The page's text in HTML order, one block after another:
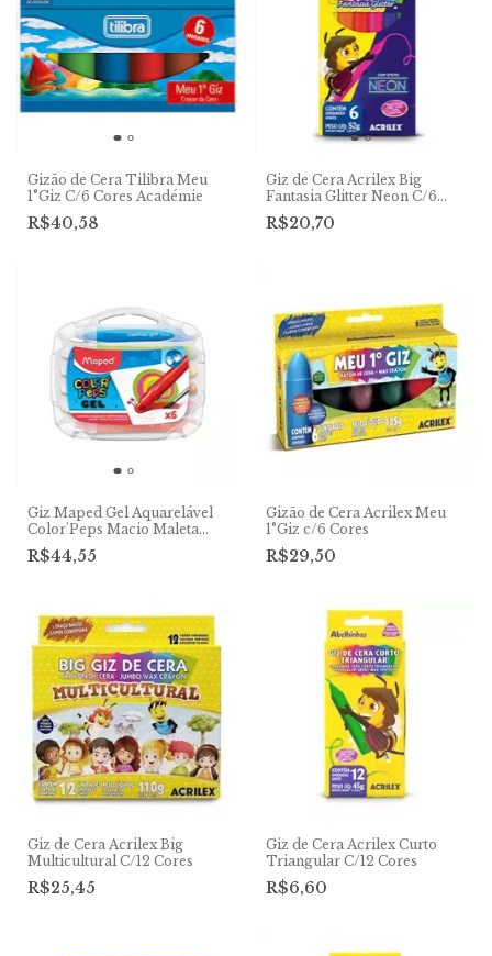
Gizão de Cera Tilibra Meu
1°Giz C/6 Cores Académie
R$40,58
Giz de Cera Acrilex Big
Fantasia Glitter Neon C/6
Cores
R$20,70
Giz Maped Gel Aquarelável
Color'Peps Macio Maleta
com 6 Cores
R$44,55
Gizão de Cera Acrilex Meu
1°Giz c/6 Cores
R$29,50
Giz de Cera Acrilex Big
Multicultural C/12 Cores
R$25,45
Giz de Cera Acrilex Curto
Triangular C/12 Cores
R$6,60